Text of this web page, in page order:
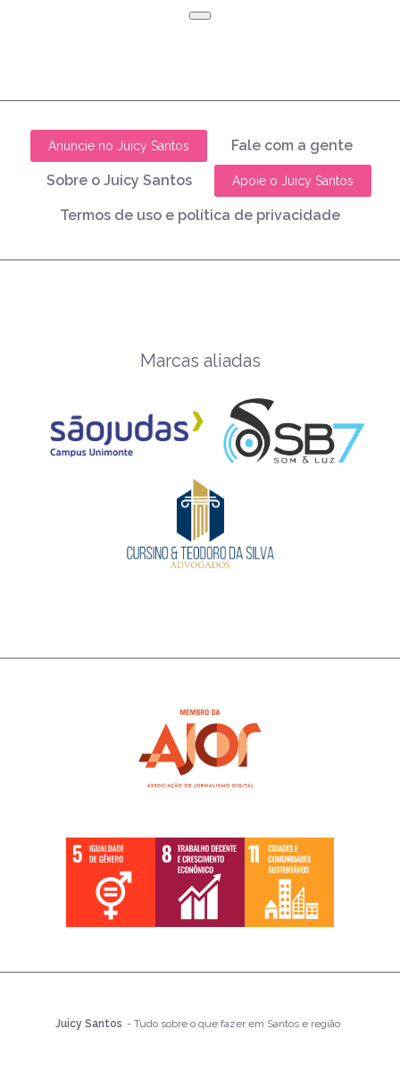
Anuncie no Juicy Santos Fale com a gente
Sobre o Juicy Santos Apoie o Juicy Santos
Termos de uso e política de privacidade
Marcas aliadas
Juicy Santos - Tudo sobre o que fazer em Santos e região